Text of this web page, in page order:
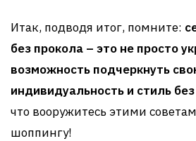
Итак, подводя итог, помните:
без прокола – это не просто
возможность подчеркнуть
индивидуальность и стиль
что вооружитесь этими
шоппингу!